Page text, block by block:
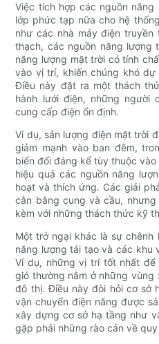
Việc tích hợp các nguồn
lớp phức tạp nữa cho hệ
như các nhà máy điện truyền
thạch, các nguồn năng lượng
năng lượng mặt trời có tính
vào vị trí, khiến chúng khó
Điều này đặt ra một thách
hành lưới điện, những người
cung cấp điện ổn định.
Ví dụ, sản lượng điện mặt trời
giảm mạnh vào ban đêm,
biến đổi đáng kể tùy thuộc
hiệu quả các nguồn năng
hoạt và thích ứng. Các giải
cân bằng cung và cầu,
kèm với những thách thức kỹ
Một trở ngại khác là sự
năng lượng tái tạo và các khu
Ví dụ, những vị trí tốt nhất
gió thường nằm ở những
đô thị. Điều này đòi hỏi cơ sở
vận chuyển điện năng được
xây dựng cơ sở hạ tầng như
gặp phải những rào cản về